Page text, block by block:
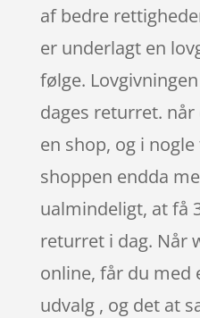
af bedre
er underlagt en
følge.
dages returret.
en shop, og i
shoppen endda
ualmindeligt, at få
returret i dag. Når
online, får du med
udvalg , og det at